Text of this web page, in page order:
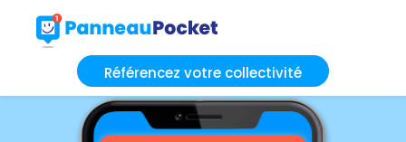
Référencez votre collectivité